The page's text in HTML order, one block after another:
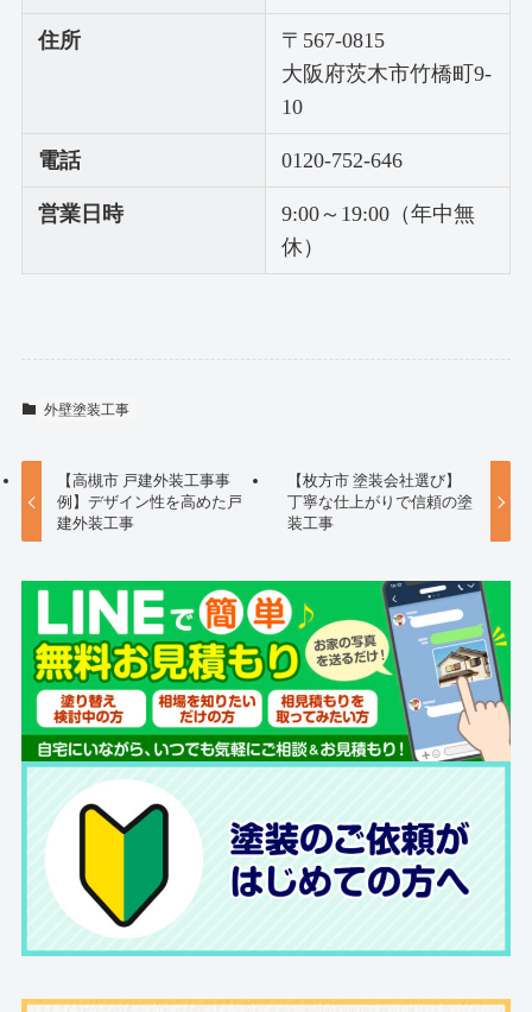
住所
〒567-0815
大阪府茨木市竹橋町9-
10
電話 0120-752-646
営業日時
9:00～19:00（年中無
休）
外壁塗装工事
【高槻市 戸建外装工事事
例】デザイン性を高めた戸
建外装工事
【枚方市 塗装会社選び】
丁寧な仕上がりで信頼の塗
装工事